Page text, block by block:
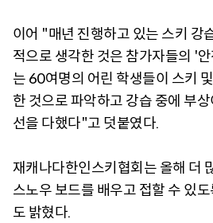
이어 "매년 진행하고 있는 스키 강
적으로 생각한 것은 참가자들의 '
는 60여명의 어린 학생들이 스키
한 것으로 파악하고 강습 중에 부
선을 다했다"고 덧붙였다.
재캐나다한인스키협회는 올해 더
스노우 보드를 배우고 접할 수 있
도 밝혔다.